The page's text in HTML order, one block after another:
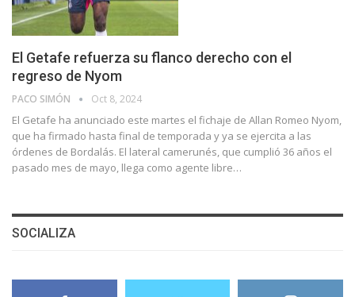
El Getafe refuerza su flanco derecho con el
regreso de Nyom
PACO SIMÓN Oct 8, 2024
El Getafe ha anunciado este martes el fichaje de Allan Romeo Nyom,
que ha firmado hasta final de temporada y ya se ejercita a las
órdenes de Bordalás. El lateral camerunés, que cumplió 36 años el
pasado mes de mayo, llega como agente libre…
SOCIALIZA